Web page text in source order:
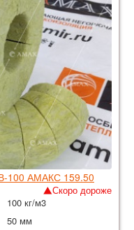
АМАКС 159.50
Скоро дороже
100 кг/м3
50 мм